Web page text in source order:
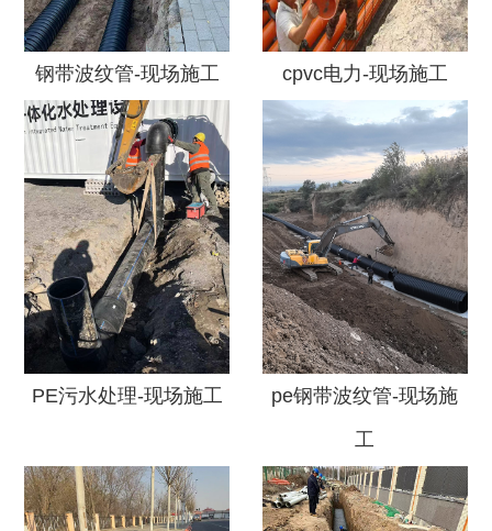
钢带波纹管-现场施工 cpvc电力-现场施工
PE污水处理-现场施工
pe钢带波纹管-现场施
工